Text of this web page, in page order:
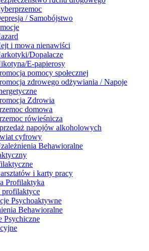
/ Samobójstwo
i mowa nienawiści
Dopalacze
E-papierosy
pomocy społecznej
zdrowego odżywiania / Napoje
Zdrowia
domowa
rówieśnicza
napojów alkoholowych
cyfrowy
Behawioralne
i karty pracy
Profilaktyka
profilaktyce
Psychoaktywne
Behawioralne
Psychiczne